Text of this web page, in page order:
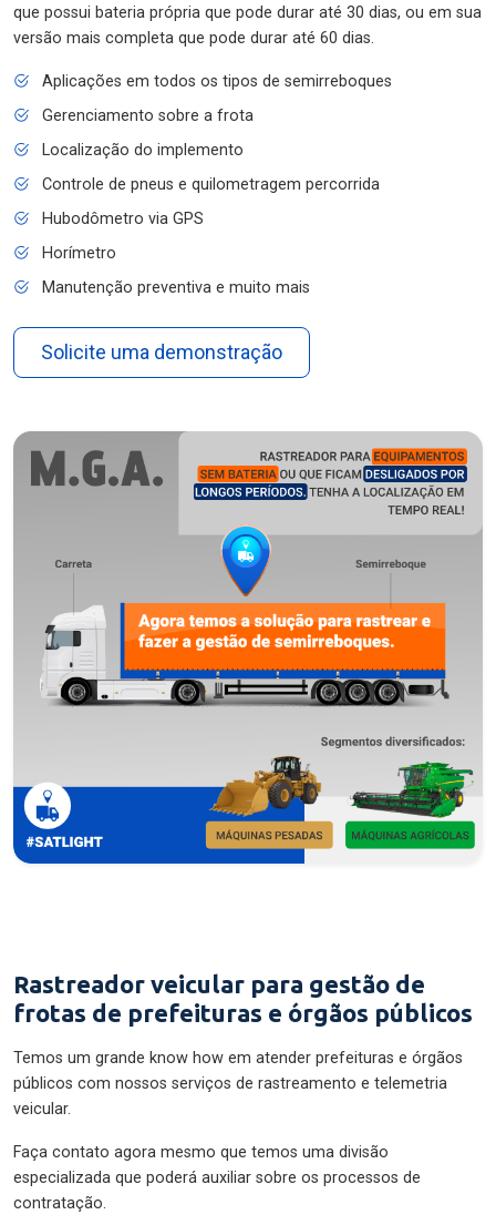
que possui bateria própria que pode durar até 30 dias, ou em sua
versão mais completa que pode durar até 60 dias.
Aplicações em todos os tipos de semirreboques
Gerenciamento sobre a frota
Localização do implemento
Controle de pneus e quilometragem percorrida
Hubodômetro via GPS
Horímetro
Manutenção preventiva e muito mais
Solicite uma demonstração
Rastreador veicular para gestão de
frotas de prefeituras e órgãos públicos
Temos um grande know how em atender prefeituras e órgãos
públicos com nossos serviços de rastreamento e telemetria
veicular.
Faça contato agora mesmo que temos uma divisão
especializada que poderá auxiliar sobre os processos de
contratação.